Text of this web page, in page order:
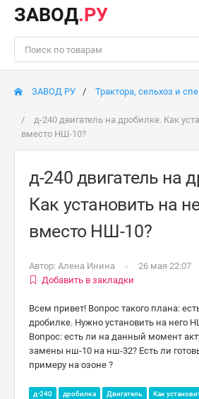
ЗАВОД.РУ
ЗАВОД РУ Трактора, сельхоз и
д-240 двигатель на дробилке. Как
вместо НШ-10?
д-240 двигатель на
Как установить на
вместо НШ-10?
Автор: Алена Инина
26 мая 22:07
Добавить в закладки
Всем привет! Вопрос такого плана:
дробилке. Нужно установить на него
Вопрос: есть ли на данный момент
замены нш-10 на нш-32? Есть ли
примеру на озоне ?
д-240 дробилка Двигатель Как